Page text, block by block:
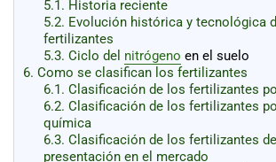
caprinos
Porcino
Post-
Cosecha
5.1. Historia reciente
5.2. Evolución histórica y tecnológica
fertilizantes
5.3. Ciclo del nitrógeno en el suelo
6. Como se clasifican los fertilizantes
6.1. Clasificación de los fertilizantes
6.2. Clasificación de los fertilizantes
química
6.3. Clasificación de los fertilizantes
presentación en el mercado